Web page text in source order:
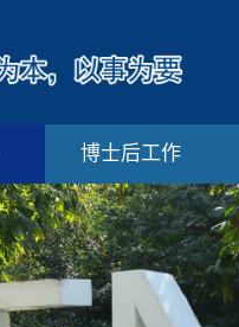
博士后工作